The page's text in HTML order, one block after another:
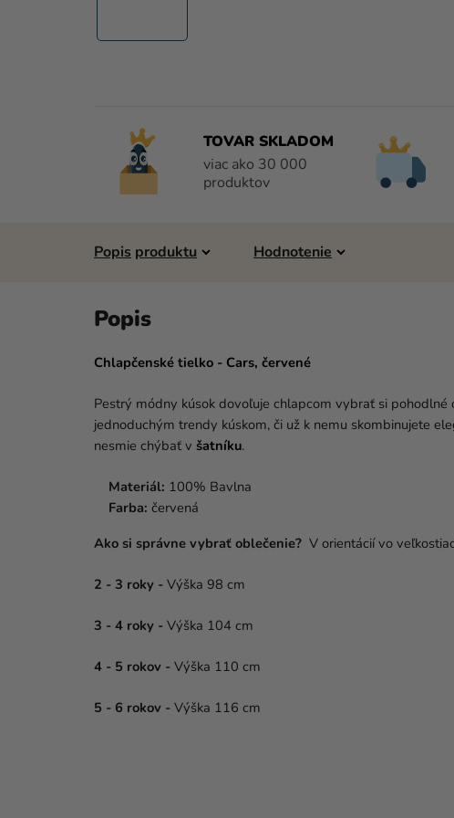
TOVAR SKLADOM
viac ako 30 000
produktov
Popis Hodnotenie
Chlapčenské tielko - Cars, červené
Pestrý módny kúsok dovoľuje chlapcom vybrať si pohodlné
jednoduchým trendy kúskom, či už k nemu skombinujete
nesmie chýbať v šatníku.
Materiál: 100% Bavlna
Farba: červená
Ako si správne vybrať oblečenie? V orientácií vo
2 - 3 roky - Výška 98 cm
3 - 4 roky - Výška 104 cm
4 - 5 rokov - Výška 110 cm
5 - 6 rokov - Výška 116 cm